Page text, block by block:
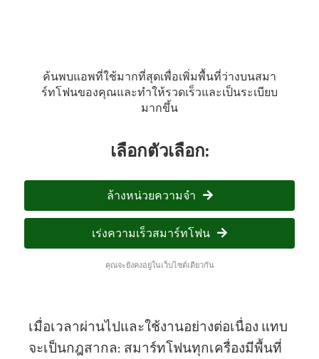
ค้นพบแอพที่ใช้มากที่สุดเพื่อเพิ่มพื้นที่ว่างบนสมา
ร์ทโฟนของคุณและทำให้รวดเร็วและเป็นระเบียบ
มากขึ้น
เลือกตัวเลือก:
ล้างหน่วยความจำ
เร่งความเร็วสมาร์ทโฟน
คุณจะยังคงอยู่ในเว็บไซต์เดียวกัน
เมื่อเวลาผ่านไปและใช้งานอย่างต่อเนื่อง แทบ
จะเป็นกฎสากล: สมาร์ทโฟนทุกเครื่องมีพื้นที่